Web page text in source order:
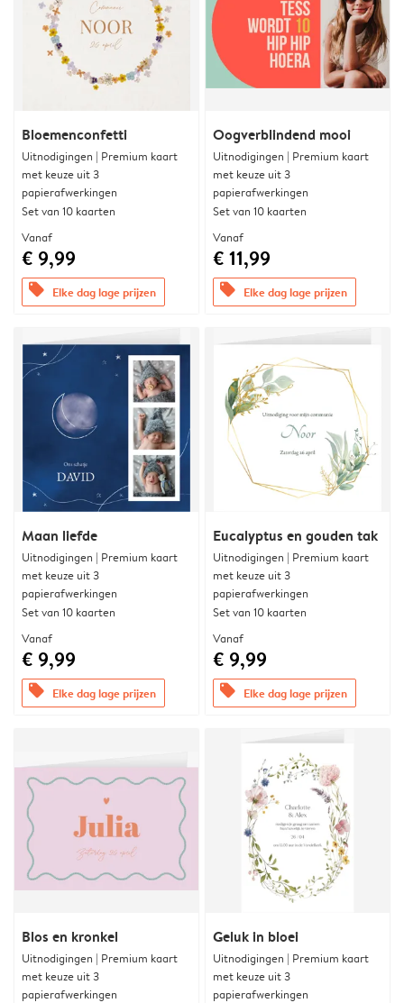
Bloemenconfetti
Uitnodigingen | Premium kaart
met keuze uit 3
papierafwerkingen
Set van 10 kaarten
Vanaf
€ 9,99
offers Elke dag lage prijzen
Oogverblindend mooi
Uitnodigingen | Premium kaart
met keuze uit 3
papierafwerkingen
Set van 10 kaarten
Vanaf
€ 11,99
offers Elke dag lage prijzen
Maan liefde
Uitnodigingen | Premium kaart
met keuze uit 3
papierafwerkingen
Set van 10 kaarten
Vanaf
€ 9,99
offers Elke dag lage prijzen
Eucalyptus en gouden tak
Uitnodigingen | Premium kaart
met keuze uit 3
papierafwerkingen
Set van 10 kaarten
Vanaf
€ 9,99
offers Elke dag lage prijzen
Blos en kronkel
Uitnodigingen | Premium kaart
met keuze uit 3
papierafwerkingen
Geluk in bloei
Uitnodigingen | Premium kaart
met keuze uit 3
papierafwerkingen